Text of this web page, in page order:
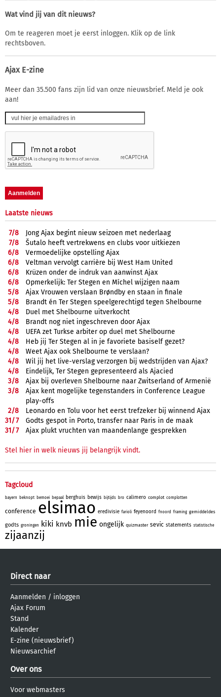
Wat vind jij van dit nieuws?
Om te reageren moet je eerst inloggen. Klik op de link
rechtsboven.
Ajax E-zine
Meer dan 35.500 fans zijn lid van onze nieuwsbrief. Meld je ook
aan!
Laatste nieuws
7/8
Jong Ajax begint nieuw seizoen met nederlaag
7/8
Šutalo heeft vertrekwens en clubs voor uitkiezen
6/8
Vermoedelijke opstelling Ajax
6/8
Veltman vervolgt carrière bij West Ham United
6/8
Krüzen onder de indruk van aanwinst Ajax
6/8
Opmerkelijk: Ter Stegen en Míchel wijzigen naam
5/8
Ajax Vrouwen verslaan Brøndby en staan in finale
5/8
Brandt én Ter Stegen speelgerechtigd tegen Shelbourne
4/8
Duel met Shelbourne uitverkocht
4/8
Brandt nog niet ingeschreven door Ajax
4/8
UEFA zet Turkse arbiter op duel met Shelbourne
4/8
Heb jij Ter Stegen al in je favoriete basiself gezet?
4/8
Weet Ajax ook Shelbourne te verslaan?
4/8
Wil jij het live-verslag verzorgen bij wedstrijden van Ajax?
4/8
Eindelijk, Ter Stegen gepresenteerd als Ajacied
3/8
Ajax bij overleven Shelbourne naar Zwitserland of Armenië
3/8
Ajax kent mogelijke tegenstanders in Conference League
play-offs
2/8
Leonardo en Tolu voor het eerst trefzeker bij winnend Ajax
31/7
Godts gespot in Porto, transfer naar Paris in de maak
31/7 Ajax plukt vruchten van maandenlange gesprekken
Stel hier in welk nieuws jij belangrijk vindt.
Tagcloud
bayern beknopt bemoei bepaal berghuis bewijs bijtijds bro calimero complot complotten
conference elsimao eredivisie farioli feyenoord fnoord framing gemiddeldes
godts groningen kiki knvb mie ongelijk quizmaster sevic statements statistische
zijaanzij
Direct naar
Aanmelden / inloggen
Ajax Forum
Stand
Kalender
E-zine (nieuwsbrief)
Nieuwsarchief
Over ons
Voor webmasters